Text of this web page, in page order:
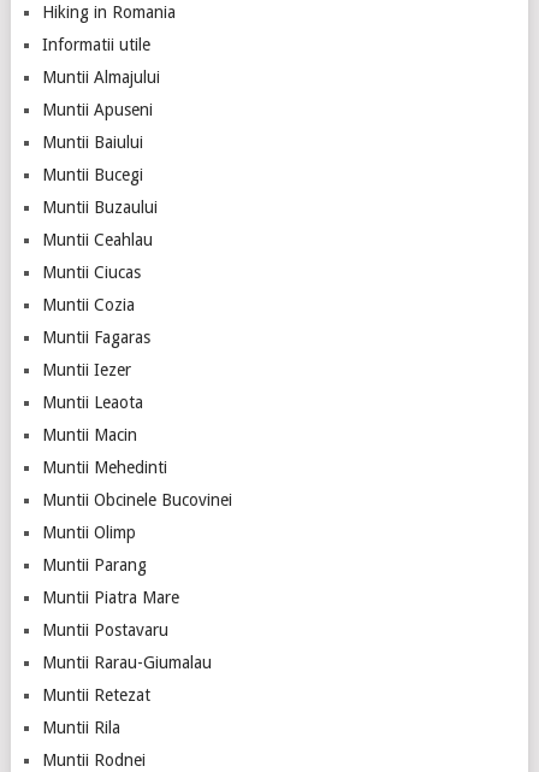
Hiking in Romania
Informatii utile
Muntii Almajului
Muntii Apuseni
Muntii Baiului
Muntii Bucegi
Muntii Buzaului
Muntii Ceahlau
Muntii Ciucas
Muntii Cozia
Muntii Fagaras
Muntii Iezer
Muntii Leaota
Muntii Macin
Muntii Mehedinti
Muntii Obcinele Bucovinei
Muntii Olimp
Muntii Parang
Muntii Piatra Mare
Muntii Postavaru
Muntii Rarau-Giumalau
Muntii Retezat
Muntii Rila
Muntii Rodnei